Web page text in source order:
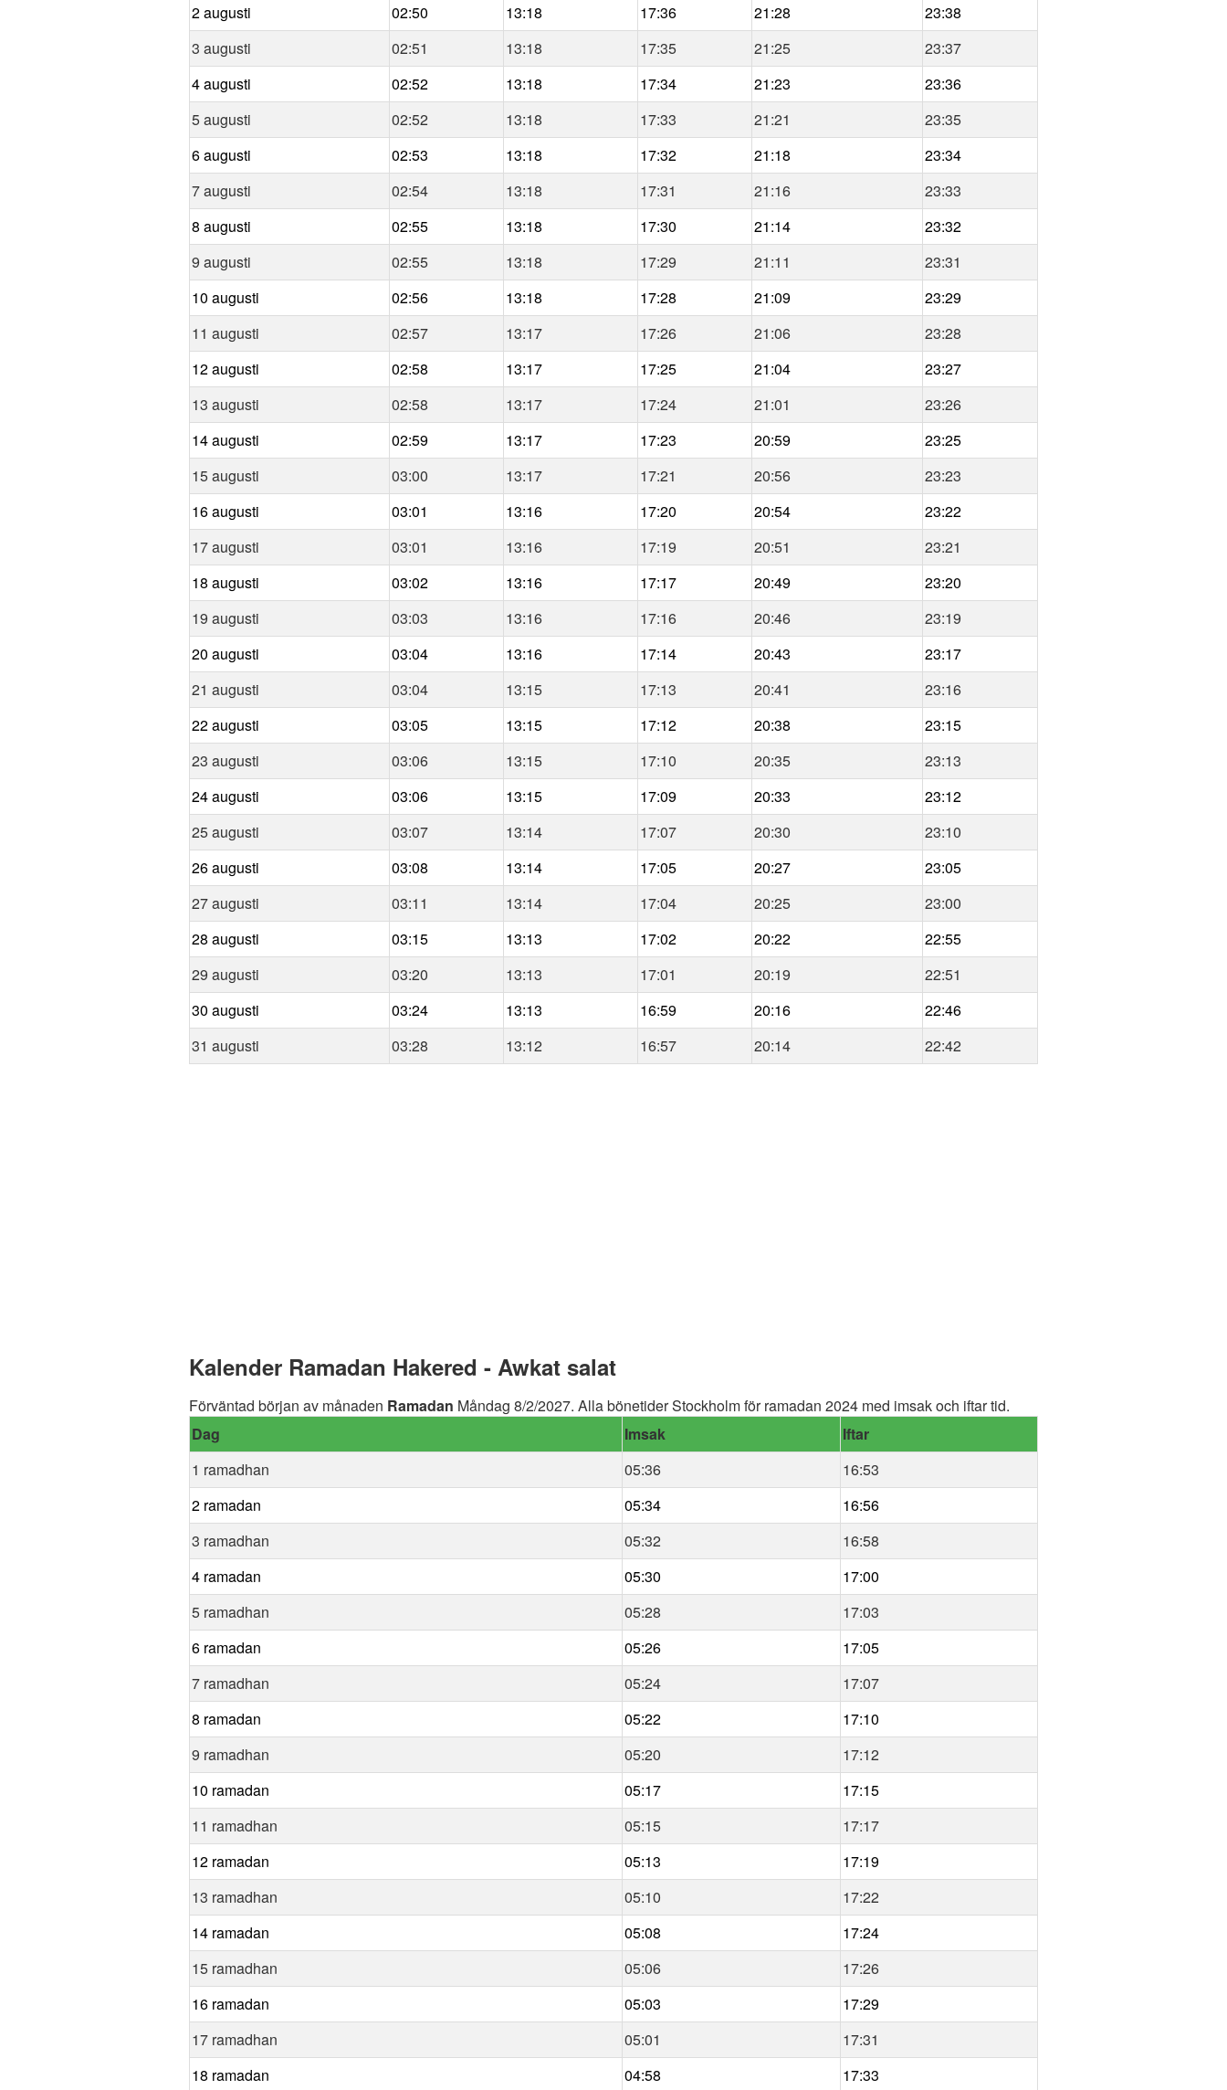
2 augusti
02:50 13:18 17:36 21:28
23:38
3 augusti
02:51 13:18 17:35 21:25
23:37
4 augusti
02:52 13:18 17:34 21:23
23:36
5 augusti
02:52 13:18 17:33 21:21
23:35
6 augusti
02:53 13:18 17:32 21:18
23:34
7 augusti
02:54 13:18 17:31 21:16
23:33
8 augusti
02:55 13:18 17:30 21:14
23:32
9 augusti
02:55 13:18 17:29 21:11
23:31
10 augusti
02:56 13:18 17:28 21:09
23:29
11 augusti
02:57 13:17 17:26 21:06
23:28
12 augusti
02:58 13:17 17:25 21:04
23:27
13 augusti
02:58 13:17 17:24 21:01
23:26
14 augusti
02:59 13:17 17:23 20:59
23:25
15 augusti
03:00 13:17 17:21 20:56
23:23
16 augusti
03:01 13:16 17:20 20:54
23:22
17 augusti
03:01 13:16 17:19 20:51
23:21
18 augusti
03:02 13:16 17:17 20:49
23:20
19 augusti
03:03 13:16 17:16 20:46
23:19
20 augusti
03:04 13:16 17:14 20:43
23:17
21 augusti
03:04 13:15 17:13 20:41
23:16
22 augusti
03:05 13:15 17:12 20:38
23:15
23 augusti
03:06 13:15 17:10 20:35
23:13
24 augusti
03:06 13:15 17:09 20:33
23:12
25 augusti
03:07 13:14 17:07 20:30
23:10
26 augusti
03:08 13:14 17:05 20:27
23:05
27 augusti
03:11 13:14 17:04 20:25
23:00
28 augusti
03:15 13:13 17:02 20:22
22:55
29 augusti
03:20 13:13 17:01 20:19
22:51
30 augusti
03:24 13:13 16:59 20:16
22:46
31 augusti
03:28 13:12 16:57 20:14 22:42
Kalender Ramadan Hakered - Awkat salat
Förväntad början av månaden Ramadan Måndag 8/2/2027. Alla bönetider Stockholm för ramadan 2024 med imsak och iftar tid.
Dag
Imsak
Iftar
1 ramadhan
05:36
16:53
2 ramadan
05:34
16:56
3 ramadhan
05:32
16:58
4 ramadan
05:30
17:00
5 ramadhan
05:28
17:03
6 ramadan
05:26
17:05
7 ramadhan
05:24
17:07
8 ramadan
05:22
17:10
9 ramadhan
05:20
17:12
10 ramadan
05:17
17:15
11 ramadhan
05:15
17:17
12 ramadan
05:13
17:19
13 ramadhan
05:10
17:22
14 ramadan
05:08
17:24
15 ramadhan
05:06
17:26
16 ramadan
05:03
17:29
17 ramadhan
05:01
17:31
18 ramadan
04:58 17:33